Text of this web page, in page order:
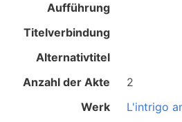
Aufführung
Titelverbindung
Alternativtitel
Anzahl der Akte
2
Werk
L'intrigo